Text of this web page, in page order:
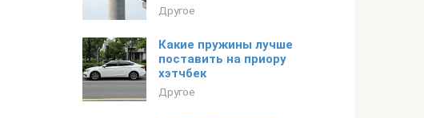
Другое
Какие пружины лучше
поставить на приору
хэтчбек
Другое